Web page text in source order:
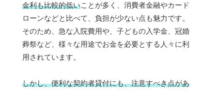
金利も比較的低いことが多く、消費者金融やカード
ローンなどと比べて、負担が少ない点も魅力です。
そのため、急な入院費用や、子どもの入学金、冠婚
葬祭など、様々な用途でお金を必要とする人々に利
用されています。
しかし、便利な契約者貸付にも、注意すべき点があ